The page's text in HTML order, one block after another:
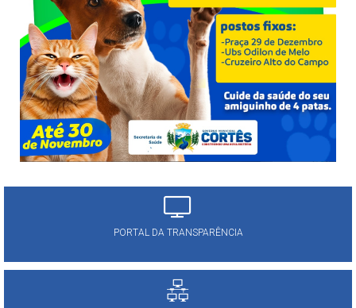
PORTAL DA TRANSPARÊNCIA